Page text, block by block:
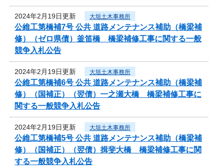
2024年2月19日更新 大垣土木事務所
公維工第橋補7号 公共 道路メンテナンス補助（橋梁補
修）（ゼロ県債）釜笛橋 橋梁補修工事に関する一般
競争入札公告
2024年2月19日更新 大垣土木事務所
公維工第橋補6号 公共 道路メンテナンス補助（橋梁補
修）（国補正）（翌債）一之瀬大橋 橋梁補修工事に
関する一般競争入札公告
2024年2月19日更新 大垣土木事務所
公維工第橋補5号 公共 道路メンテナンス補助（橋梁補
修）（国補正）（翌債）揖斐大橋 橋梁補修工事に関
する一般競争入札公告